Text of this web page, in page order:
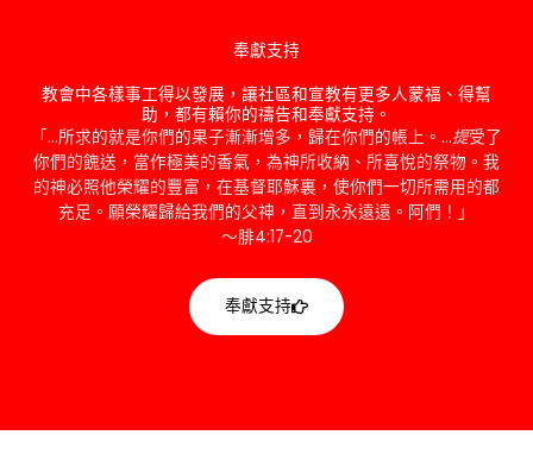
奉獻支持
教會中各樣事工得以發展，讓社區和宣教有更多人蒙福、得幫
助，都有賴你的禱告和奉獻支持。
「…所求的就是你們的果子漸漸增多，歸在你們的帳上。…提受了
你們的餽送，當作極美的香氣，為神所收納、所喜悅的祭物。我
的神必照他榮耀的豐富，在基督耶穌裏，使你們一切所需用的都
充足。願榮耀歸給我們的父神，直到永永遠遠。阿們！」
～腓4:17-20
奉獻支持